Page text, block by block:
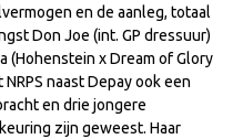
Paardenen de aanleg, totaal
Don Joe (int. GP dressuur)
x Dream of Glory
naast Depay ook een
en drie jongere
zijn geweest. Haar